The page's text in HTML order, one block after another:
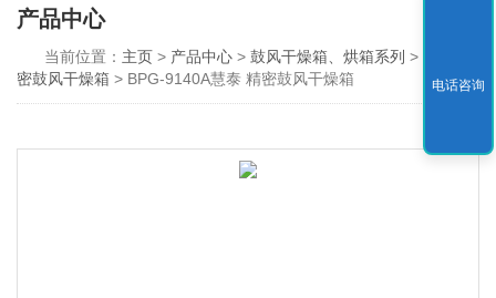
产品中心
当前位置： 主页> 产品中心 >鼓风干燥箱、烘箱系列 >
密鼓风干燥箱 > BPG-9140A慧泰 精密鼓风干燥箱 电话咨询